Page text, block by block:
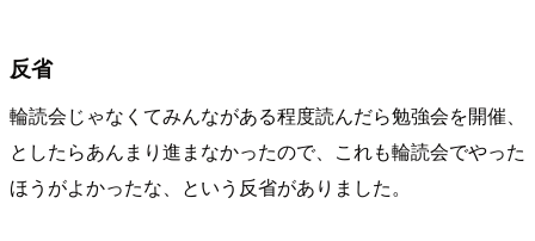
反省
輪読会じゃなくてみんながある程度読んだら勉強会を開催、
としたらあんまり進まなかったので、これも輪読会でやった
ほうがよかったな、という反省がありました。